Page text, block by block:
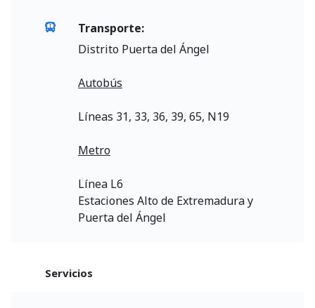
Transporte:
Distrito Puerta del Ángel
Autobús
Líneas 31, 33, 36, 39, 65, N19
Metro
Línea L6
Estaciones Alto de Extremadura y
Puerta del Ángel
Servicios